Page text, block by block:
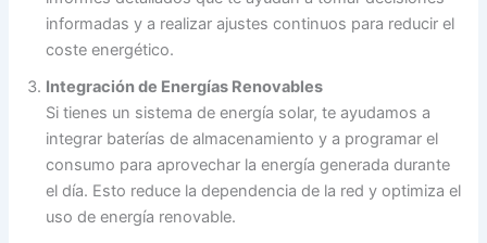
informadas y a realizar ajustes continuos para reducir el
coste energético.
Integración de Energías Renovables
Si tienes un sistema de energía solar, te ayudamos a
integrar baterías de almacenamiento y a programar el
consumo para aprovechar la energía generada durante
el día. Esto reduce la dependencia de la red y optimiza el
uso de energía renovable.